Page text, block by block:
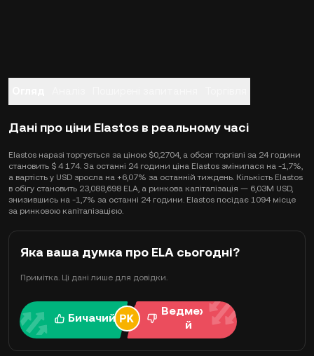
Дані про ціни Elastos в реальному часі
Elastos наразі торгується за ціною $0,2704, а обсяг торгівлі за 24 години
становить $ 4 174. За останні 24 години ціна Elastos змінилася на -1,7%,
а вартість у USD зросла на +6,07% за останній тиждень. Кількість Elastos
в обігу становить 23,088,698 ELA, а ринкова капіталізація — 6,03M USD,
знизившись на -1,7% за останні 24 години. Elastos посідає 1094 місце
за ринковою капіталізацією.
Яка ваша думка про ELA сьогодні?
Примітка. Ці дані лише для довідки.
Бичачий
Ведмежи
й